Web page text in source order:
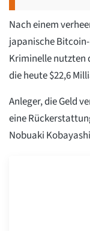
Nach einem
japanische
Kriminelle nutzten
die heute $22,6
Anleger, die Geld
eine
Nobuaki